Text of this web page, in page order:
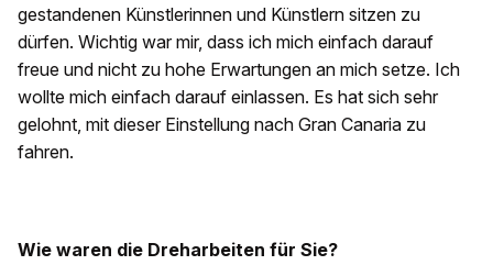
gestandenen Künstlerinnen und Künstlern sitzen zu
dürfen. Wichtig war mir, dass ich mich einfach darauf
freue und nicht zu hohe Erwartungen an mich setze. Ich
wollte mich einfach darauf einlassen. Es hat sich sehr
gelohnt, mit dieser Einstellung nach Gran Canaria zu
fahren.
Wie waren die Dreharbeiten für Sie?